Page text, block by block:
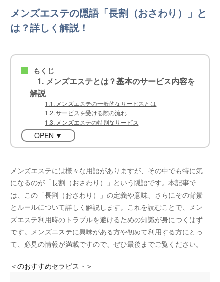
メンズエステの隠語「長割（おさわり）」と
は？詳しく解説！
■ もくじ
1. メンズエステとは？基本のサービス内容を
解説
1.1. メンズエステの一般的なサービスとは
1.2. サービスを受ける際の流れ
1.3. メンズエステの特別なサービス
OPEN ▼
メンズエステには様々な用語がありますが、その中でも特に気
になるのが「長割（おさわり）」という隠語です。本記事で
は、この「長割（おさわり）」の定義や意味、さらにその背景
とルールについて詳しく解説します。これを読むことで、メン
ズエステ利用時のトラブルを避けるための知識が身につくはず
です。メンズエステに興味がある方や初めて利用する方にとっ
て、必見の情報が満載ですので、ぜひ最後までご覧ください。
＜のおすすめセラピスト＞